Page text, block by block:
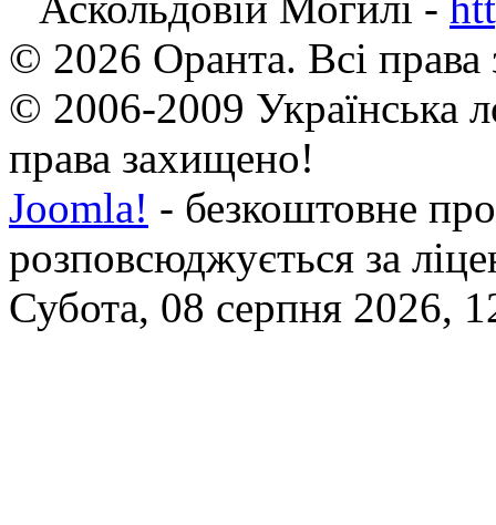
© 2026 Оранта. Всі
© 2006-2009 Українська
права захищено!
Joomla! - безкоштовне
розповсюджується за
Субота, 08 серпня 2026,